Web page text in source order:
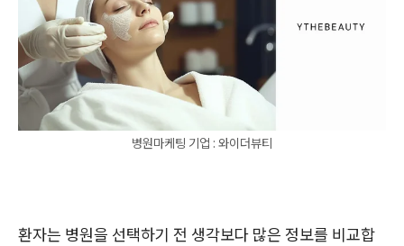
병원마케팅 기업 : 와이더뷰티
환자는 병원을 선택하기 전 생각보다 많은 정보를 비교합